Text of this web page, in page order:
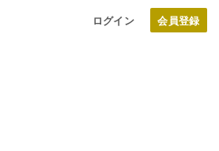
ログイン